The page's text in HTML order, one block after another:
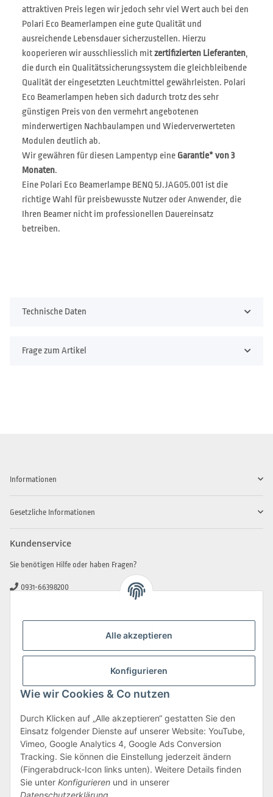
Alle akzeptieren
Konfigurieren
Wie wir Cookies & Co nutzen
Durch Klicken auf „Alle akzeptieren“ gestatten Sie den
Einsatz folgender Dienste auf unserer Website: YouTube,
Vimeo, Google Analytics 4, Google Ads Conversion
Tracking. Sie können die Einstellung jederzeit ändern
(Fingerabdruck-Icon links unten). Weitere Details finden
Sie unter Konfigurieren und in unserer
Datenschutzerklärung
attraktiven Preis legen wir jedoch sehr viel Wert auch bei den
Polari Eco Beamerlampen eine gute Qualität und
ausreichende Lebensdauer sicherzustellen. Hierzu
kooperieren wir ausschliesslich mitzertifizierten Lieferanten,
die durch ein Qualitätssicherungssystem die gleichbleibende
Qualität der eingesetzten Leuchtmittel gewährleisten. Polari
Eco Beamerlampen heben sich dadurch trotz des sehr
günstigen Preis von den vermehrt angebotenen
minderwertigen Nachbaulampen und Wiederverwerteten
Modulen deutlich ab.
Wir gewähren für diesen Lampentyp eine Garantie* von 3
Monaten.
Eine Polari Eco Beamerlampe BENQ 5J.JAG05.001 ist die
richtige Wahl für preisbewusste Nutzer oder Anwender, die
Ihren Beamer nicht im professionellen Dauereinsatz
betreiben.
Technische Daten
Frage zum Artikel
Informationen
Gesetzliche Informationen
Kundenservice
Sie benötigen Hilfe oder haben Fragen?
0931-66398200
info@beamerlampe-guenstiger.de
Sicher Einkaufen